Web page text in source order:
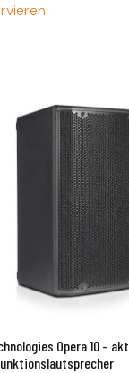
Opera 10 –